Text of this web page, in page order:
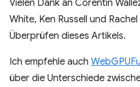
Vielen Dank an Corentin
White, Ken Russell und
Überprüfen dieses Artikels.
Ich empfehle auch
über die Unterschiede